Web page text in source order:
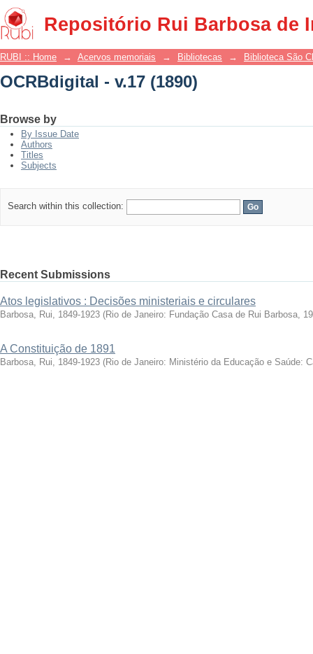
Repositório Rui Barbosa de
OCRBdigital - v.17 (1890)
RUBI :: Home → Acervos memoriais → Bibliotecas → Biblioteca São
OCRBdigital - v.17 (1890)
Browse by
By Issue Date
Authors
Titles
Subjects
Search within this collection:
Recent Submissions
Atos legislativos : Decisões ministeriais e circulares
Barbosa, Rui, 1849-1923 (Rio de Janeiro: Fundação Casa de Rui Barbosa,
A Constituição de 1891
Barbosa, Rui, 1849-1923 (Rio de Janeiro: Ministério da Educação e Saúde: